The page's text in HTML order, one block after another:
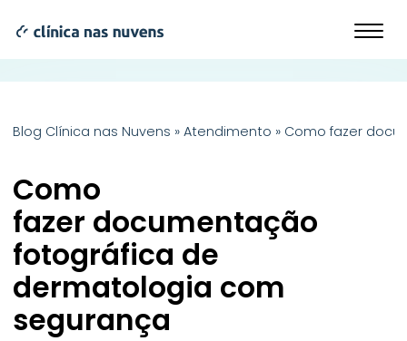
Blog Clínica nas Nuvens »Atendimento » Como fazer
Como
fazer documentação
fotográfica de
dermatologia com
segurança